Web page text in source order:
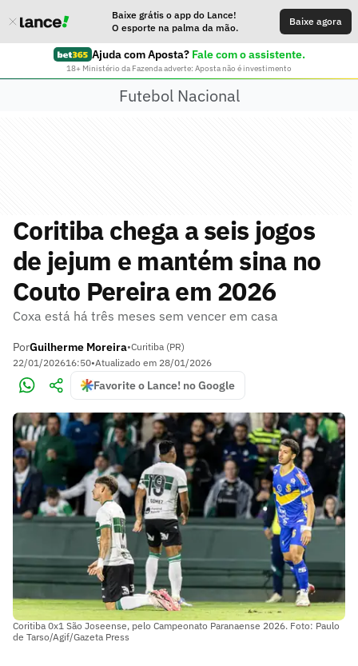
Baixe grátis o app do Lance!
O esporte na palma da mão.
Baixe agora
Ajuda com Aposta? Fale com o assistente.
18+ Ministério da Fazenda adverte: Aposta não é investimento
Futebol Nacional
Coritiba chega a seis jogos
de jejum e mantém sina no
Couto Pereira em 2026
Coxa está há três meses sem vencer em casa
PorGuilherme Moreira•Curitiba (PR)
22/01/202616:50•Atualizado em 28/01/2026
Favorite o Lance! no Google
Coritiba 0x1 São Joseense, pelo Campeonato Paranaense 2026. Foto: Paulo
de Tarso/Agif/Gazeta Press